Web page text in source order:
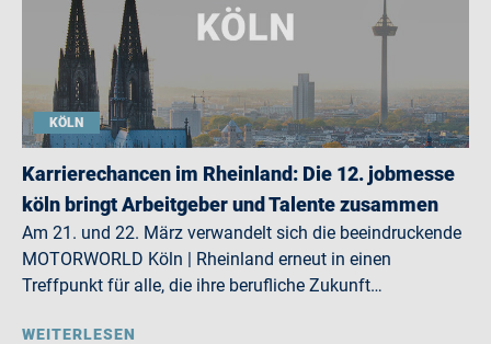
KÖLN
Karrierechancen im Rheinland: Die 12. jobmesse
köln bringt Arbeitgeber und Talente zusammen
Am 21. und 22. März verwandelt sich die beeindruckende
MOTORWORLD Köln | Rheinland erneut in einen
Treffpunkt für alle, die ihre berufliche Zukunft…
WEITERLESEN